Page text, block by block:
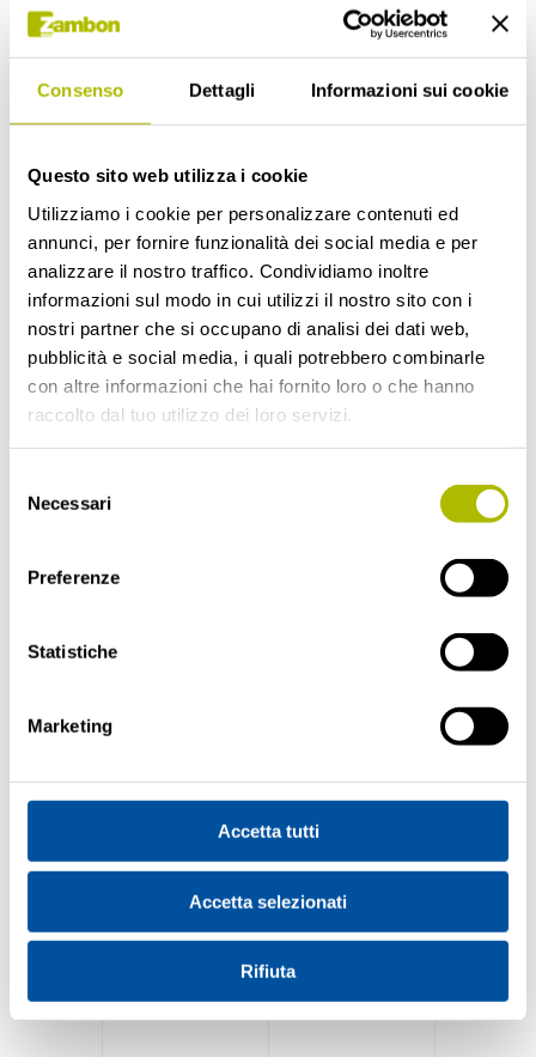
Consenso Dettagli Informazioni sui cookie
Questo sito web utilizza i cookie
Utilizziamo i cookie per personalizzare contenuti ed
annunci, per fornire funzionalità dei social media e per
analizzare il nostro traffico. Condividiamo inoltre
informazioni sul modo in cui utilizzi il nostro sito con i
nostri partner che si occupano di analisi dei dati web,
pubblicità e social media, i quali potrebbero combinarle
con altre informazioni che hai fornito loro o che hanno
raccolto dal tuo utilizzo dei loro servizi.
delNecessari
Preferenze
Statistiche
Marketing
Accetta tutti
Accetta selezionati
Rifiuta
Kiwi si dedica ai seguenti aspetti:
comportamenti;
Intelligence): apprendimento da dati storici,
classificazione di items, eventi, clienti;
Analisi del rischio: Classificazione, reliability,
churn prevention, manutenzione predittiva;
Statistica per la qualità: consulenze e
formazione nell'ambito della statistica
industriale e metodologia Six Sigma
Big Data Analysis: Progettazione di data
lake, analisi e modellazione avanzata, analisi
Soluzioni Cloud: "Data products" con
ovunque